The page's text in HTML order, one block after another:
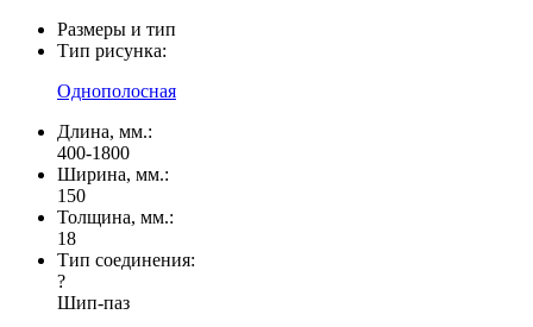
Размеры и тип
Тип рисунка:
Однополосная
Длина, мм.:
400-1800
Ширина, мм.:
150
Толщина, мм.:
18
Тип соединения:
?
Шип-паз